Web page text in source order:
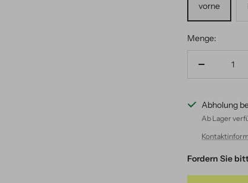
vorne
Menge:
Abholung
Ab Lager
Fordern Sie